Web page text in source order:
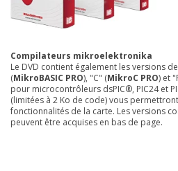
Compilateurs mikroelektronika
Le DVD contient également les versions
(MikroBASIC PRO), "C" (MikroC PRO) et
pour microcontrôleurs dsPIC®, PIC24 et
(limitées à 2 Ko de code) vous
fonctionnalités de la carte. Les versions
peuvent être acquises en bas de page.